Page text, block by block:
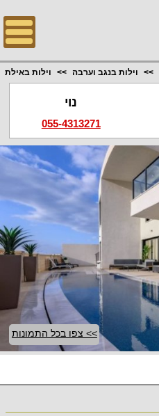
וילות בנגב וערבה וילות באילת
נוי
055-4313271
>> צפו בכל התמונות